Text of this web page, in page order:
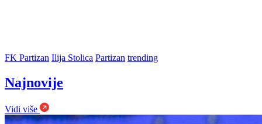
FK Partizan Ilija Stolica Partizan trending
Najnovije
Vidi više